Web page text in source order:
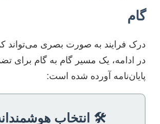
گام
درک فرایند به صورت بصری می‌تواند
در ادامه، یک مسیر گام به گام برای
پایان‌نامه آورده شده است:
🛠️ انتخاب